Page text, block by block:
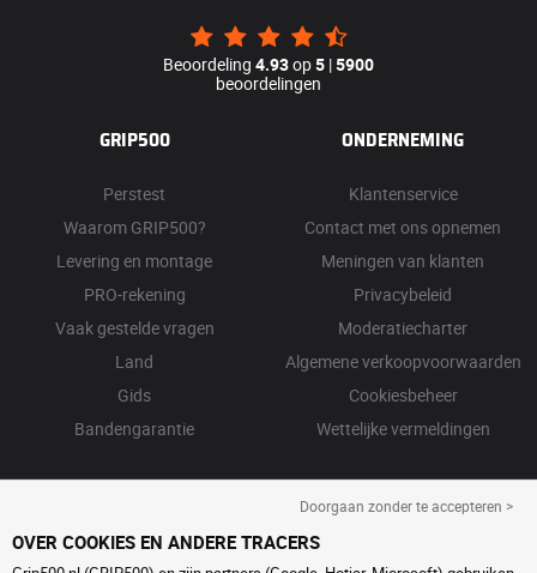
Beoordeling 4.93op5 |5900
beoordelingen
GRIP500
Perstest
Waarom GRIP500?
Levering en montage
PRO-rekening
Vaak gestelde vragen
Land
Gids
Bandengarantie
ONDERNEMING
Klantenservice
Contact met ons opnemen
Meningen van klanten
Privacybeleid
Moderatiecharter
Algemene verkoopvoorwaarden
Cookiesbeheer
Wettelijke vermeldingen
Doorgaan zonder te accepteren >
OVER COOKIES EN ANDERE TRACERS